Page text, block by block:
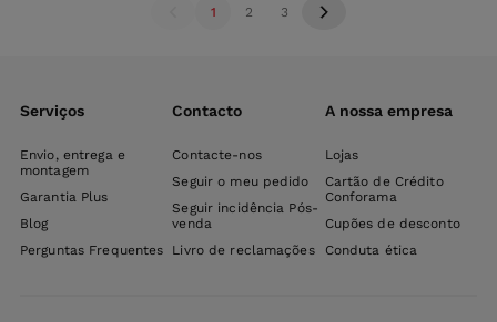
1 2 3
Serviços
Envio, entrega e
montagem
Garantia Plus
Blog
Perguntas Frequentes
Contacto
Contacte-nos
Seguir o meu pedido
Seguir incidência Pós-
venda
Livro de reclamações
A nossa empresa
Lojas
Cartão de Crédito
Conforama
Cupões de desconto
Conduta ética